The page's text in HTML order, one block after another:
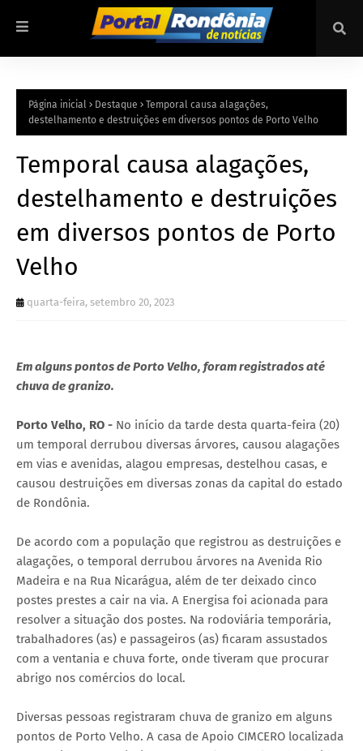
Página inicial Destaque
Temporal causa alagações,
destelhamento e destruições em diversos pontos de Porto Velho
Temporal causa alagações,
destelhamento e destruições
em diversos pontos de Porto
Velho
quarta-feira, setembro 20, 2023
Em alguns pontos de Porto Velho, foram registrados até
chuva de granizo.
Porto Velho, RO - No início da tarde desta quarta-feira (20)
um temporal derrubou diversas árvores, causou alagações
em vias e avenidas, alagou empresas, destelhou casas, e
causou destruições em diversas zonas da capital do estado
de Rondônia.
De acordo com a população que registrou as destruições e
alagações, o temporal derrubou árvores na Avenida Rio
Madeira e na Rua Nicarágua, além de ter deixado cinco
postes prestes a cair na via. A Energisa foi acionada para
resolver a situação dos postes. Na rodoviária temporária,
trabalhadores (as) e passageiros (as) ficaram assustados
com a ventania e chuva forte, onde tiveram que procurar
abrigo nos comércios do local.
Diversas pessoas registraram chuva de granizo em alguns
pontos de Porto Velho. A casa de Apoio CIMCERO localizada